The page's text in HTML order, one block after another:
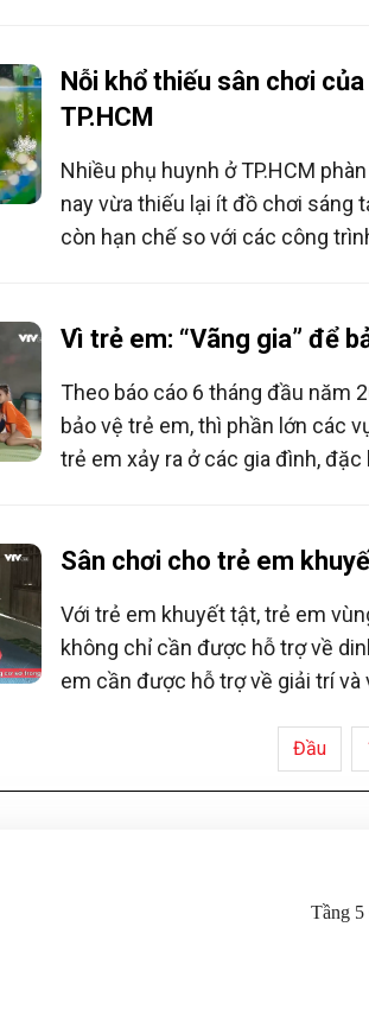
Nỗi khổ thiếu sân chơi
TP.HCM
Nhiều phụ huynh ở TP.HCM
nay vừa thiếu lại ít đồ chơi sáng
còn hạn chế so với các công
Vì trẻ em: “Vãng gia” để
Theo báo cáo 6 tháng đầu năm
bảo vệ trẻ em, thì phần lớn các
trẻ em xảy ra ở các gia đình,
Sân chơi cho trẻ em
Với trẻ em khuyết tật, trẻ em
không chỉ cần được hỗ trợ về
em cần được hỗ trợ về giải trí và
Đầu
Tầng 5